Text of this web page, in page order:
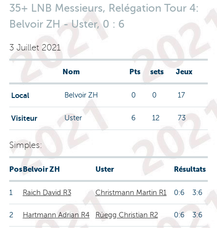
35+ LNB Messieurs, Relégation Tour 4:
Belvoir ZH - Uster, 0 : 6
3 Juillet 2021
Nom Pts sets Jeux
Local Belvoir ZH 0 0 17
Visiteur Uster 6 12 73
Simples:
PosBelvoir ZH Uster Résultats
1 Raich David R3 Christmann Martin R1 0:6 3:6
2 Hartmann Adrian R4 Rüegg Christian R2 0:6 3:6